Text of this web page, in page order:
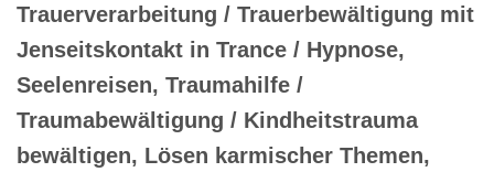
Trauerverarbeitung / Trauerbewältigung mit
Jenseitskontakt in Trance / Hypnose,
Seelenreisen, Traumahilfe /
Traumabewältigung / Kindheitstrauma
bewältigen, Lösen karmischer Themen,